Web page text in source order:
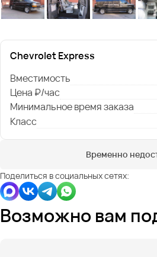
Chevrolet Express
Вместимость
Цена ₽/час
Минимальное время заказа
Класс
Временно
Поделиться в социальных сетях:
Возможно вам